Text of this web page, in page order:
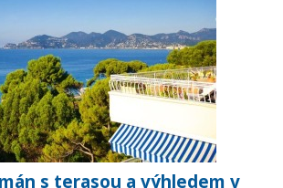
s terasou a výhledem v